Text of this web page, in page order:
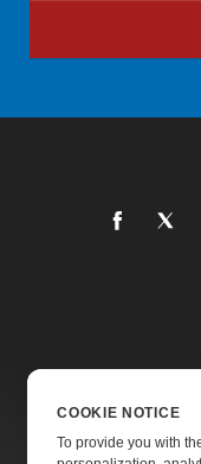
COOKIE NOTICE
To provide you with